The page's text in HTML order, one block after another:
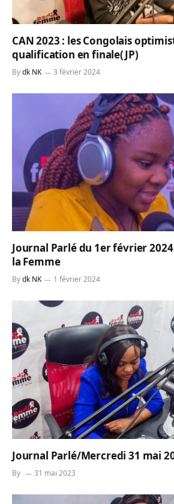
CAN 2023 : les Congolais
qualification en finale(JP)
Bydk NK 3 février 2024
Journal Parlé du 1er février
la Femme
Bydk NK 1 février 2024
Journal Parlé/Mercredi 31 mai
By 31 mai 2023